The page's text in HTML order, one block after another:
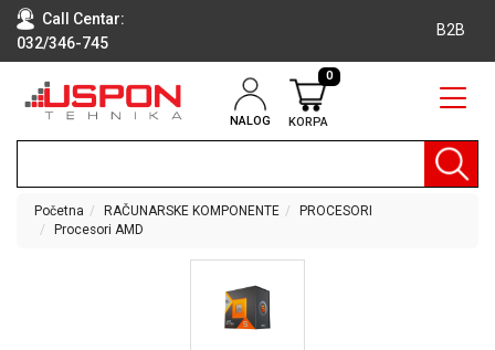
Call Centar:
032/346-745
B2B
NALOG KORPA
0
RAČUNARI
TEHNIKA
KLIME I
Početna RAČUNARSKE KOMPONENTE
PROCESORI
Procesori AMD